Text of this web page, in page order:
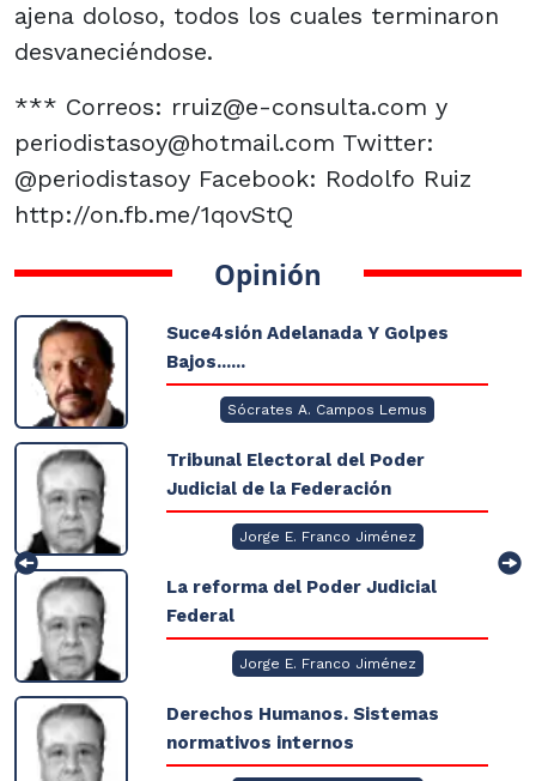
ajena doloso, todos los cuales terminaron
desvaneciéndose.
*** Correos: rruiz@e-consulta.com y
periodistasoy@hotmail.com Twitter:
@periodistasoy Facebook: Rodolfo Ruiz
http://on.fb.me/1qovStQ
Opinión
Suce4sión Adelanada Y Golpes
Bajos......
Sócrates A. Campos Lemus
Tribunal Electoral del Poder
Judicial de la Federación
Jorge E. Franco Jiménez
La reforma del Poder Judicial
Federal
Jorge E. Franco Jiménez
Derechos Humanos. Sistemas
normativos internos